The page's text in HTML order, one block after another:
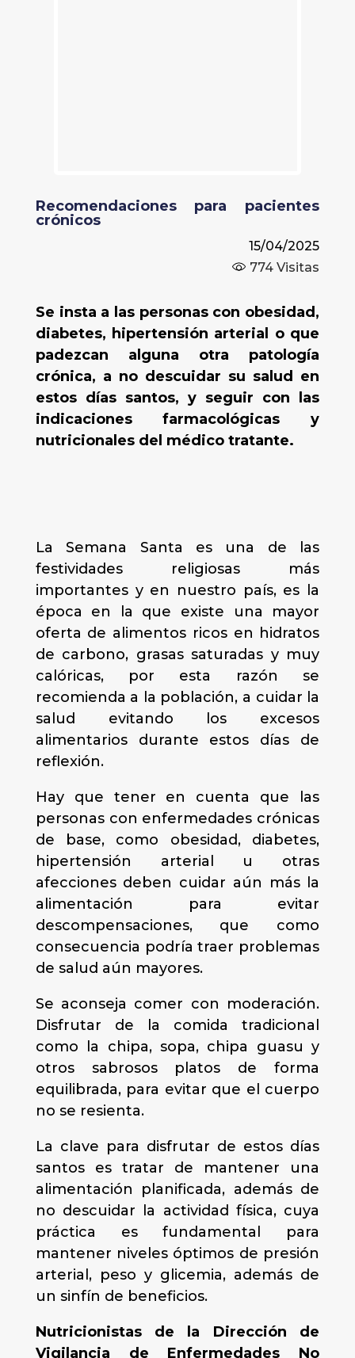
Recomendaciones para pacientes
crónicos
15/04/2025
774 Visitas
Se insta a las personas con obesidad,
diabetes, hipertensión arterial o que
padezcan alguna otra patología
crónica, a no descuidar su salud en
estos días santos, y seguir con las
indicaciones farmacológicas y
nutricionales del médico tratante.
La Semana Santa es una de las
festividades religiosas más
importantes y en nuestro país, es la
época en la que existe una mayor
oferta de alimentos ricos en hidratos
de carbono, grasas saturadas y muy
calóricas, por esta razón se
recomienda a la población, a cuidar la
salud evitando los excesos
alimentarios durante estos días de
reflexión.
Hay que tener en cuenta que las
personas con enfermedades crónicas
de base, como obesidad, diabetes,
hipertensión arterial u otras
afecciones deben cuidar aún más la
alimentación para evitar
descompensaciones, que como
consecuencia podría traer problemas
de salud aún mayores.
Se aconseja comer con moderación.
Disfrutar de la comida tradicional
como la chipa, sopa, chipa guasu y
otros sabrosos platos de forma
equilibrada, para evitar que el cuerpo
no se resienta.
La clave para disfrutar de estos días
santos es tratar de mantener una
alimentación planificada, además de
no descuidar la actividad física, cuya
práctica es fundamental para
mantener niveles óptimos de presión
arterial, peso y glicemia, además de
un sinfín de beneficios.
Nutricionistas de la Dirección de
Vigilancia de Enfermedades No